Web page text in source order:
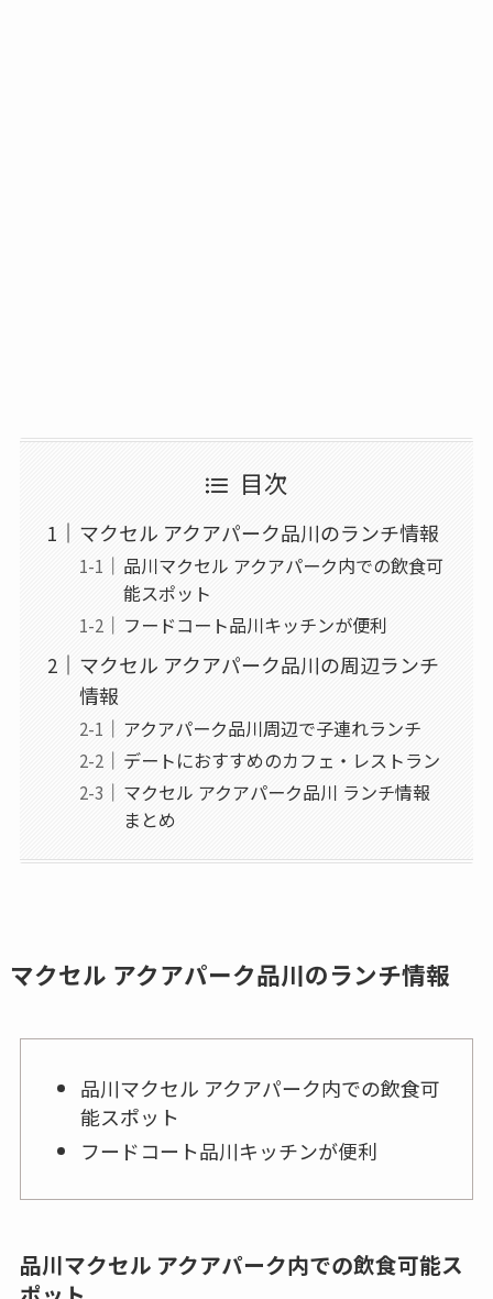
目次
マクセル アクアパーク品川のランチ情報
品川マクセル アクアパーク内での飲食可
能スポット
フードコート品川キッチンが便利
マクセル アクアパーク品川の周辺ランチ
情報
アクアパーク品川周辺で子連れランチ
デートにおすすめのカフェ・レストラン
マクセル アクアパーク品川 ランチ情報
まとめ
マクセル アクアパーク品川のランチ情報
品川マクセル アクアパーク内での飲食可
能スポット
フードコート品川キッチンが便利
品川マクセル アクアパーク内での飲食可能ス